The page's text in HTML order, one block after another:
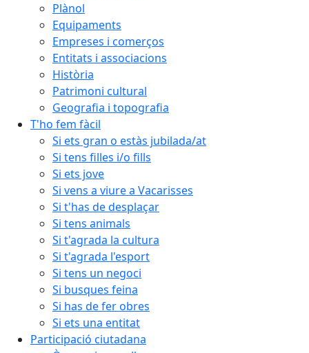
Plànol
Equipaments
Empreses i comerços
Entitats i associacions
Història
Patrimoni cultural
Geografia i topografia
T'ho fem fàcil
Si ets gran o estàs jubilada/at
Si tens filles i/o fills
Si ets jove
Si vens a viure a Vacarisses
Si t'has de desplaçar
Si tens animals
Si t'agrada la cultura
Si t'agrada l'esport
Si tens un negoci
Si busques feina
Si has de fer obres
Si ets una entitat
Participació ciutadana